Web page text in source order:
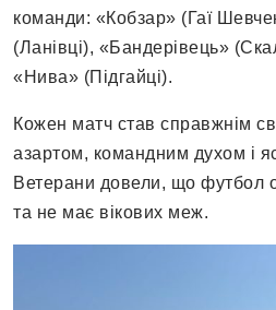
команди: «Кобзар» (Гаї
(Ланівці), «Бандерівець»
«Нива» (Підгайці).
Кожен матч став справжнім
азартом, командним духом і
Ветерани довели, що футбол
та не має вікових меж.